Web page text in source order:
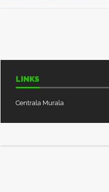
LINKS
Centrala Murala